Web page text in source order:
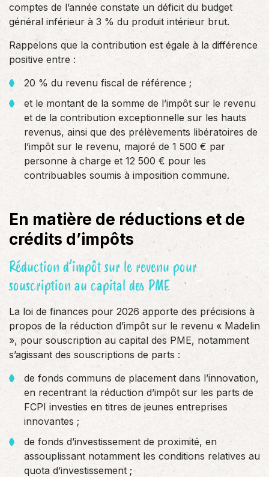
comptes de l’année constate un déficit du budget
général inférieur à 3 % du produit intérieur brut.
Rappelons que la contribution est égale à la différence
positive entre :
20 % du revenu fiscal de référence ;
et le montant de la somme de l’impôt sur le revenu
et de la contribution exceptionnelle sur les hauts
revenus, ainsi que des prélèvements libératoires de
l’impôt sur le revenu, majoré de 1 500 € par
personne à charge et 12 500 € pour les
contribuables soumis à imposition commune.
En matière de réductions et de
crédits d’impôts
Réduction d’impôt sur le revenu pour
souscription au capital des PME
La loi de finances pour 2026 apporte des précisions à
propos de la réduction d’impôt sur le revenu « Madelin
», pour souscription au capital des PME, notamment
s’agissant des souscriptions de parts :
de fonds communs de placement dans l’innovation,
en recentrant la réduction d’impôt sur les parts de
FCPI investies en titres de jeunes entreprises
innovantes ;
de fonds d’investissement de proximité, en
assouplissant notamment les conditions relatives au
quota d’investissement ;